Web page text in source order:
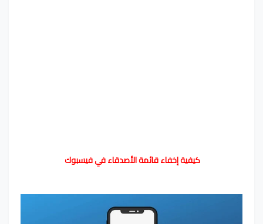
كيفية إخفاء قائمة الأصدقاء في فيسبوك